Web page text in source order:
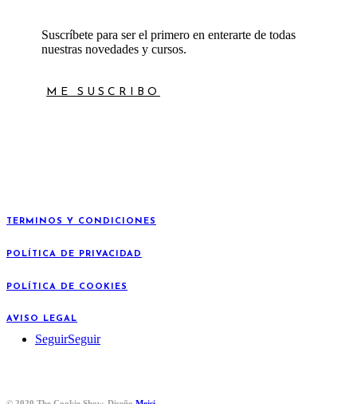
Suscríbete para ser el primero en enterarte de todas
nuestras novedades y cursos.
ME SUSCRIBO
TERMINOS Y CONDICIONES
POLÍTICA DE PRIVACIDAD
POLÍTICA DE COOKIES
AVISO LEGAL
SeguirSeguir